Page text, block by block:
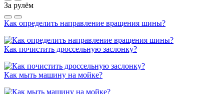
За рулём
Как определить направление вращения шины?
Как почистить дроссельную заслонку?
Как мыть машину на мойке?